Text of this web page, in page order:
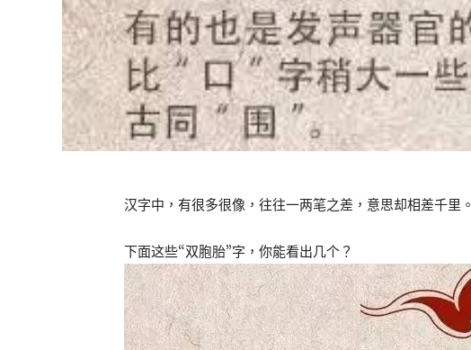
汉字中，有很多很像，往往一两笔之差，意思却相差千里。
下面这些“双胞胎”字，你能看出几个？